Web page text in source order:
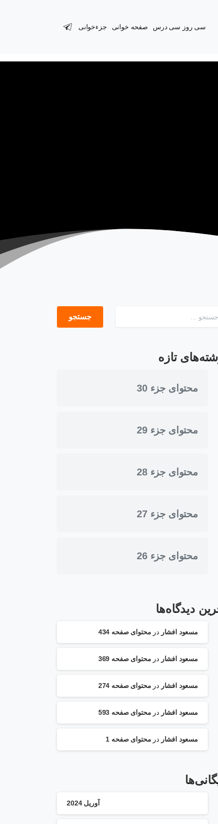
سی روز سی درس صفحه خوانی جزءخوانی
تازه
محتوای جزء 30
محتوای جزء 29
محتوای جزء 28
محتوای جزء 27
محتوای جزء 26
دیدگاه‌ها
مسعود افشار در محتوای صفحه 434
مسعود افشار در محتوای صفحه 369
مسعود افشار در محتوای صفحه 274
مسعود افشار در محتوای صفحه 593
مسعود افشار در محتوای صفحه 1
آوریل 2024